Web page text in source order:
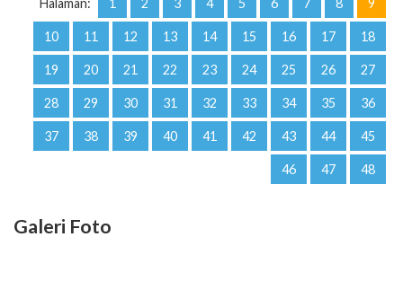
19 20 22 23 24 27
28 29 30 31 32 33 34 35 36
37 38 39 40 41 42 43 44 45
46 47 48